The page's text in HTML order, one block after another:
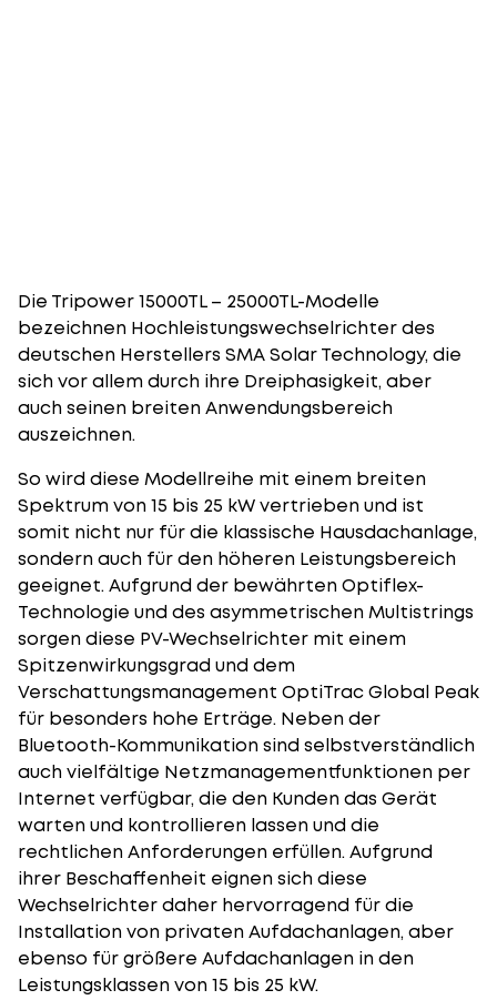
Die Tripower 15000TL – 25000TL-Modelle
bezeichnen Hochleistungswechselrichter des
deutschen Herstellers SMA Solar Technology, die
sich vor allem durch ihre Dreiphasigkeit, aber
auch seinen breiten Anwendungsbereich
auszeichnen.
So wird diese Modellreihe mit einem breiten
Spektrum von 15 bis 25 kW vertrieben und ist
somit nicht nur für die klassische Hausdachanlage,
sondern auch für den höheren Leistungsbereich
geeignet. Aufgrund der bewährten Optiflex-
Technologie und des asymmetrischen Multistrings
sorgen diese PV-Wechselrichter mit einem
Spitzenwirkungsgrad und dem
Verschattungsmanagement OptiTrac Global Peak
für besonders hohe Erträge. Neben der
Bluetooth-Kommunikation sind selbstverständlich
auch vielfältige Netzmanagementfunktionen per
Internet verfügbar, die den Kunden das Gerät
warten und kontrollieren lassen und die
rechtlichen Anforderungen erfüllen. Aufgrund
ihrer Beschaffenheit eignen sich diese
Wechselrichter daher hervorragend für die
Installation von privaten Aufdachanlagen, aber
ebenso für größere Aufdachanlagen in den
Leistungsklassen von 15 bis 25 kW.